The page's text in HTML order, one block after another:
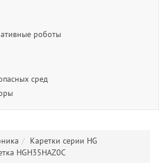
роботы
сред
Каретки серии HG
HGH35HAZ0C